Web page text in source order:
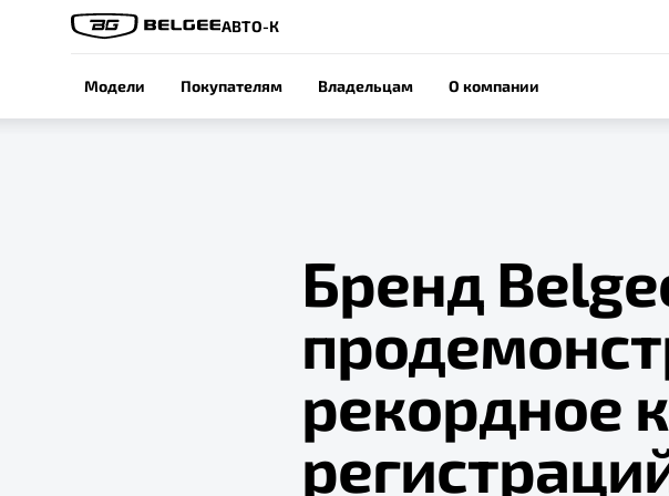
АВТО-К
Модели Покупателям Владельцам О компании
Бренд
рекордное